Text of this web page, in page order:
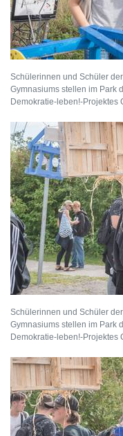
Schülerinnen und Schüler
Gymnasiums stellen im Park
Demokratie-leben!-Projektes
Schülerinnen und Schüler
Gymnasiums stellen im Park
Demokratie-leben!-Projektes